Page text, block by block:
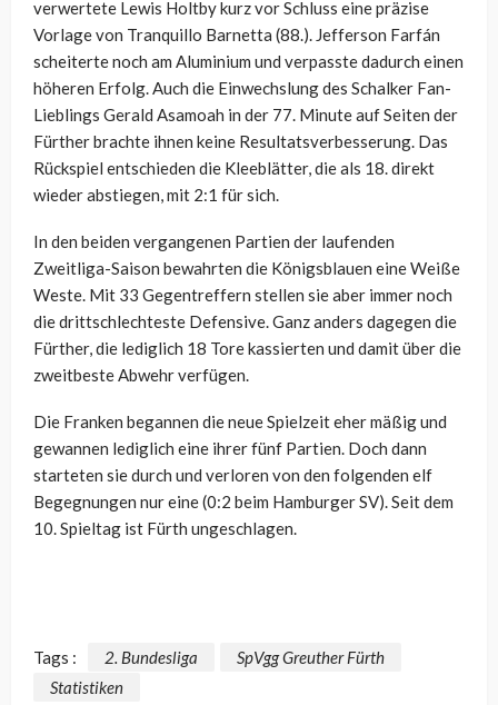
verwertete Lewis Holtby kurz vor Schluss eine präzise
Vorlage von Tranquillo Barnetta (88.). Jefferson Farfán
scheiterte noch am Aluminium und verpasste dadurch einen
höheren Erfolg. Auch die Einwechslung des Schalker Fan-
Lieblings Gerald Asamoah in der 77. Minute auf Seiten der
Fürther brachte ihnen keine Resultatsverbesserung. Das
Rückspiel entschieden die Kleeblätter, die als 18. direkt
wieder abstiegen, mit 2:1 für sich.
In den beiden vergangenen Partien der laufenden
Zweitliga-Saison bewahrten die Königsblauen eine Weiße
Weste. Mit 33 Gegentreffern stellen sie aber immer noch
die drittschlechteste Defensive. Ganz anders dagegen die
Fürther, die lediglich 18 Tore kassierten und damit über die
zweitbeste Abwehr verfügen.
Die Franken begannen die neue Spielzeit eher mäßig und
gewannen lediglich eine ihrer fünf Partien. Doch dann
starteten sie durch und verloren von den folgenden elf
Begegnungen nur eine (0:2 beim Hamburger SV). Seit dem
10. Spieltag ist Fürth ungeschlagen.
Tags : 2. Bundesliga
SpVgg Greuther Fürth
Statistiken